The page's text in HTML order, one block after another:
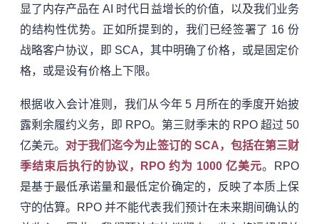
显了内存产品在 AI 时代日益增长的价值，以及我们业务
的结构性优势。正如所提到的，我们已经签署了 16 份
战略客户协议，即 SCA，其中明确了价格，或是固定价
格，或是设有价格上下限。
根据收入会计准则，我们从今年 5 月所在的季度开始披
露剩余履约义务，即 RPO。第三财季末的 RPO 超过 50
亿美元。 对于我们迄今为止签订的 SCA，包括在第三财
季结束后执行的协议，RPO 约为 1000 亿美元。RPO
是基于最低承诺量和最低定价确定的，反映了本质上保
守的估算。RPO 并不能代表我们预计在未来期间确认的